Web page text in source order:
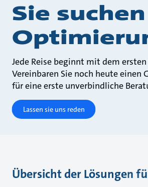
Sie
Jede Reise beginnt mit dem
Vereinbaren Sie noch heute einen
für eine erste unverbindliche
Lassen sie uns reden
Übersicht der Lösungen